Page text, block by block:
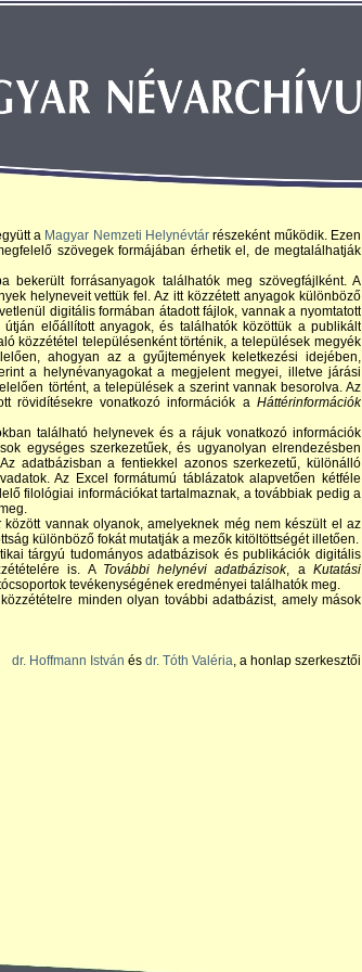
a Magyar Nemzeti Helynévtár részeként működik. Ezen
szövegek formájában érhetik el, de megtalálhatják
forrásanyagok találhatók meg szövegfájlként. A
helyneveit vettük fel. Az itt közzétett anyagok különböző
digitális formában átadott fájlok, vannak a nyomtatott
előállított anyagok, és találhatók közöttük a publikált
közzététel településenként történik, a települések megyék
ahogyan az a gyűjtemények keletkezési idejében,
a helynévanyagokat a megjelent megyei, illetve járási
történt, a települések a szerint vannak besorolva. Az
rövidítésekre vonatkozó információk a Háttérinformációk
található helynevek és a rájuk vonatkozó információk
egységes szerkezetűek, és ugyanolyan elrendezésben
adatbázisban a fentiekkel azonos szerkezetű, különálló
Az Excel formátumú táblázatok alapvetően kétféle
filológiai információkat tartalmaznak, a továbbiak pedig a
között vannak olyanok, amelyeknek még nem készült el az
különböző fokát mutatják a mezők kitöltöttségét illetően.
tárgyú tudományos adatbázisok és publikációk digitális
is. A További helynévi adatbázisok, aKutatási
tevékenységének eredményei találhatók meg.
minden olyan további adatbázist, amely mások
dr. Hoffmann István és dr. Tóth Valéria, a honlap szerkesztői